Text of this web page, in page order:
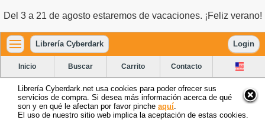
Del 3 a 21 de agosto estaremos de vacaciones. ¡Feliz verano!
Librería Cyberdark Login
Inicio Buscar Carrito Contacto
Librería Cyberdark.net usa cookies para poder ofrecer sus
servicios de compra. Si desea más información acerca de qué
son y en qué le afectan por favor pinche aquí
El uso de nuestro sitio web implica la aceptación de estas cookies.